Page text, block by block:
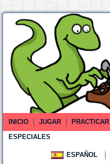
INICIO JUGAR PRACTICAR
ESPECIALES
ESPAÑOL